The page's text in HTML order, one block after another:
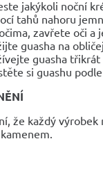
jakýkoli noční
tahů nahoru
zavřete oči a
guasha na
guasha
si guashu podle
že každý